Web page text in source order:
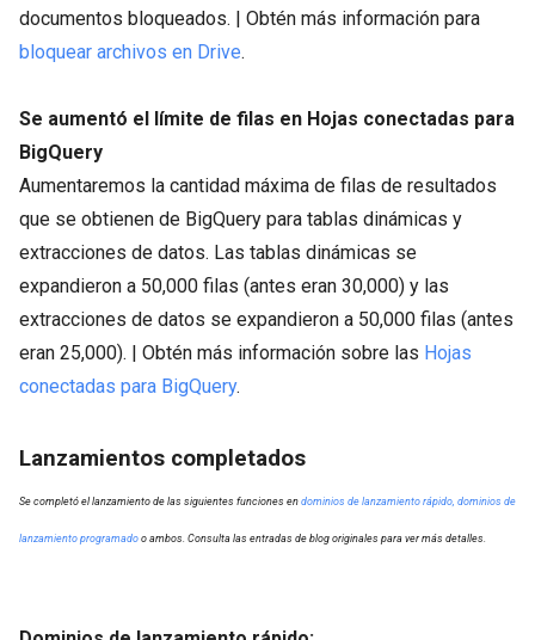
documentos bloqueados. | Obtén más información para
bloquear archivos en Drive.
Se aumentó el límite de filas en Hojas conectadas para
BigQuery
Aumentaremos la cantidad máxima de filas de resultados
que se obtienen de BigQuery para tablas dinámicas y
extracciones de datos. Las tablas dinámicas se
expandieron a 50,000 filas (antes eran 30,000) y las
extracciones de datos se expandieron a 50,000 filas (antes
eran 25,000). | Obtén más información sobre las Hojas
conectadas para BigQuery.
Lanzamientos completados
Se completó el lanzamiento de las siguientes funciones en dominios de lanzamiento rápido, dominios de
lanzamiento programado o ambos. Consulta las entradas de blog originales para ver más detalles.